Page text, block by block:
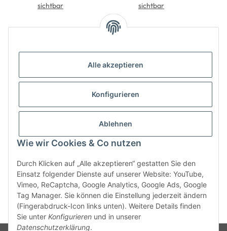
Alle akzeptieren
Konfigurieren
Ablehnen
Wie wir Cookies & Co nutzen
Durch Klicken auf „Alle akzeptieren“ gestatten Sie den
Einsatz folgender Dienste auf unserer Website: YouTube,
Vimeo, ReCaptcha, Google Analytics, Google Ads, Google
Tag Manager. Sie können die Einstellung jederzeit ändern
(Fingerabdruck-Icon links unten). Weitere Details finden
Sie unter Konfigurieren und in unserer
Datenschutzerklärung.
sichtbar
Hauptfächern &
sichtbar
Informationen
Gesetzliche Informationen
* Alle Preise zzgl. gesetzlicher USt., zzgl.Versand